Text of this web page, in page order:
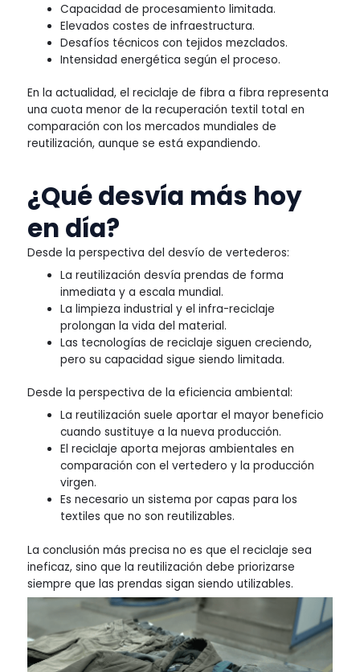
Capacidad de procesamiento limitada.
Elevados costes de infraestructura.
Desafíos técnicos con tejidos mezclados.
Intensidad energética según el proceso.
En la actualidad, el reciclaje de fibra a fibra representa
una cuota menor de la recuperación textil total en
comparación con los mercados mundiales de
reutilización, aunque se está expandiendo.
¿Qué desvía más hoy
en día?
Desde la perspectiva del desvío de vertederos:
La reutilización desvía prendas de forma
inmediata y a escala mundial.
La limpieza industrial y el infra-reciclaje
prolongan la vida del material.
Las tecnologías de reciclaje siguen creciendo,
pero su capacidad sigue siendo limitada.
Desde la perspectiva de la eficiencia ambiental:
La reutilización suele aportar el mayor beneficio
cuando sustituye a la nueva producción.
El reciclaje aporta mejoras ambientales en
comparación con el vertedero y la producción
virgen.
Es necesario un sistema por capas para los
textiles que no son reutilizables.
La conclusión más precisa no es que el reciclaje sea
ineficaz, sino que la reutilización debe priorizarse
siempre que las prendas sigan siendo utilizables.